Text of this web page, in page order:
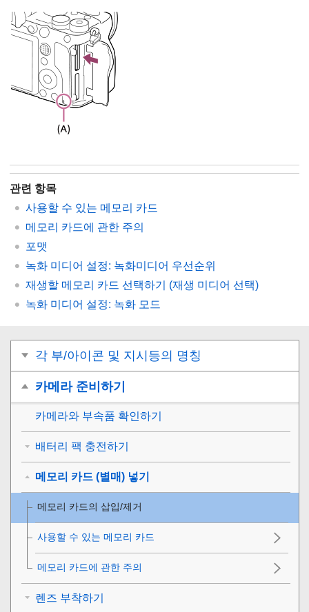
관련 항목
사용할 수 있는 메모리 카드
메모리 카드에 관한 주의
포맷
녹화 미디어 설정: 녹화미디어 우선순위
재생할 메모리 카드 선택하기 (재생 미디어 선택)
녹화 미디어 설정: 녹화 모드
각 부/아이콘 및 지시등의 명칭
카메라 준비하기
카메라와 부속품 확인하기
배터리 팩 충전하기
메모리 카드 (별매) 넣기
메모리 카드의 삽입/제거
사용할 수 있는 메모리 카드
메모리 카드에 관한 주의
렌즈 부착하기